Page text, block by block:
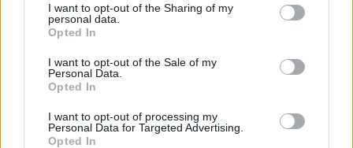
not limited to your visit or usage behaviour. You may click to
grant or deny consent to Google and its third-party tags to
use your data for below specified purposes in below Google
consent section.
I want to opt-out of the Sharing of my
personal data.
Opted In
I want to opt-out of the Sale of my
Personal Data.
Opted In
I want to opt-out of processing my
Personal Data for Targeted Advertising.
Opted In